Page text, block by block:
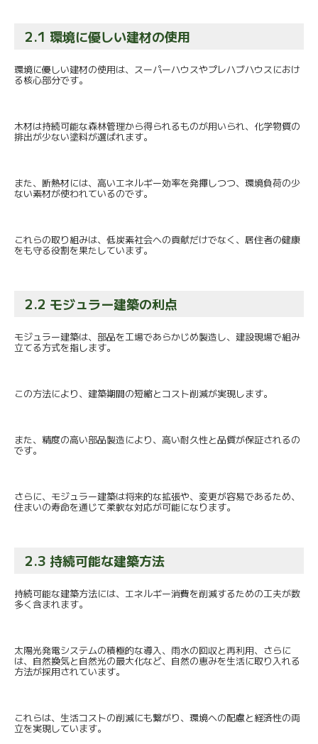
2.1 環境に優しい建材の使用
環境に優しい建材の使用は、 スーパーハウスやプレハブハウスにおけ
る核心部分です。
木材は持続可能な森林管理から得られるものが用いられ、 化学物質の
排出が少ない塗料が選ばれます。
また、断熱材には、高いエネルギー効率を発揮しつつ、 環境負荷の少
ない素材が使われているのです。
これらの取り組みは、低炭素社会への貢献だけでなく、 居住者の健康
をも守る役割を果たしています。
2.2 モジュラー建築の利点
モジュラー建築は、部品を工場であらかじめ製造し、 建設現場で組み
立てる方式を指します。
この方法により、建築期間の短縮とコスト削減が実現します。
また、精度の高い部品製造により、 高い耐久性と品質が保証されるの
です。
さらに、モジュラー建築は将来的な拡張や、 変更が容易であるため、
住まいの寿命を通じて柔軟な対応が可能になります。
2.3 持続可能な建築方法
持続可能な建築方法には、 エネルギー消費を削減するための工夫が数
多く含まれます。
太陽光発電システムの積極的な導入、雨水の回収と再利用、 さらに
は、自然換気と自然光の最大化など、 自然の恵みを生活に取り入れる
方法が採用されています。
これらは、生活コストの削減にも繋がり、 環境への配慮と経済性の両
立を実現しています。